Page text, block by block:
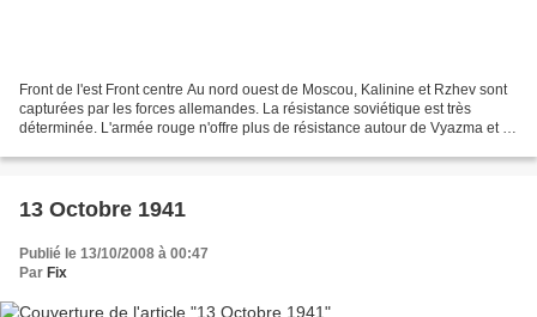
Front de l'est Front centre Au nord ouest de Moscou, Kalinine et Rzhev sont
capturées par les forces allemandes. La résistance soviétique est très
déterminée. L'armée rouge n'offre plus de résistance autour de Vyazma et la
13 Octobre 1941
Publié le 13/10/2008 à 00:47
Par Fix